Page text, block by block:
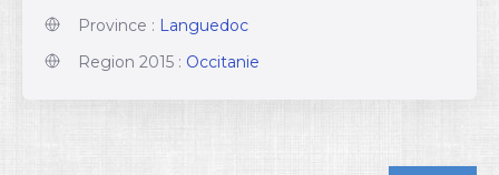
Province : Languedoc
Region 2015 : Occitanie